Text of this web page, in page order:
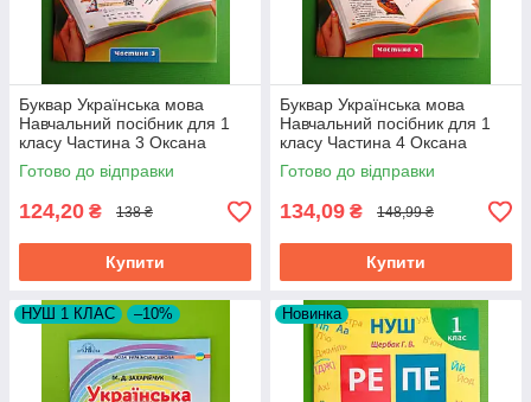
Буквар Українська мова
Навчальний посібник для 1
класу Частина 3 Оксана
Вашуленко Освіта
Готово до відправки
124,20 ₴ 138 ₴
Купити
Буквар Українська мова
Навчальний посібник для 1
класу Частина 4 Оксана
Вашуленко Освіта
Готово до відправки
134,09 ₴ 148,99 ₴
Купити
НУШ 1 КЛАС –10% Новинка